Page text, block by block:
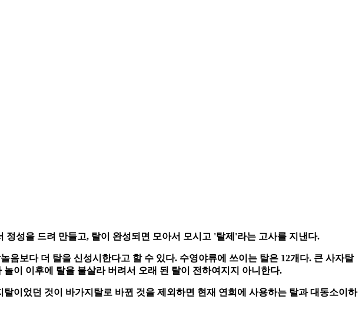
성을 드려 만들고, 탈이 완성되면 모아서 모시고 '탈제'라는 고사를 지낸다.
음보다 더 탈을 신성시한다고 할 수 있다. 수영야류에 쓰이는 탈은 12개다. 큰 사자탈
이 이후에 탈을 불살라 버려서 오래 된 탈이 전하여지지 아니한다.
이었던 것이 바가지탈로 바뀐 것을 제외하면 현재 연희에 사용하는 탈과 대동소이하